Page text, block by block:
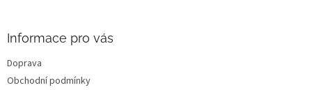
Informace pro vás
Doprava
Obchodní podmínky